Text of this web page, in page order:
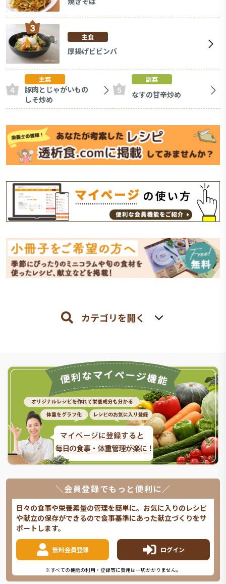
主食
厚揚げビビンバ
主菜
豚肉とじゃがいもの
しそ炒め
副菜
なすの甘辛炒め
カテゴリを開く
＼会員登録でもっと便利に／
日々の食事や栄養素量の管理を簡単に。お気に入りのレシピ
や献立の保存ができるので食事基準にあった献立づくりをサ
ポートします。
無料会員登録 ログイン
※すべての機能の利用・登録等に費用は一切かかりません。